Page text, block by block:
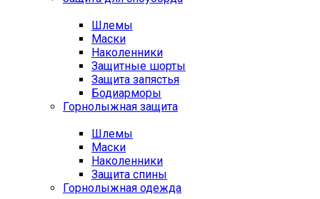
Шлемы
Маски
Наколенники
Защитные шорты
Защита запястья
Бодиарморы
Горнолыжная защита
Шлемы
Маски
Наколенники
Защита спины
Горнолыжная одежда